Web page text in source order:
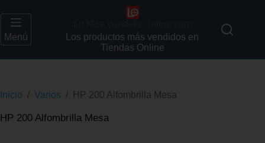
Menú
Los productos más vendidos en
Tiendas Online
Inicio / Varios / HP 200 Alfombrilla Mesa
HP 200 Alfombrilla Mesa